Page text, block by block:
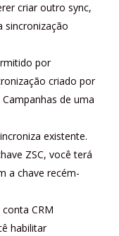
criar outro sync,
sincronização
por
criado por
de uma
existente.
ZSC, você terá
a chave recém-
CRM
habilitar